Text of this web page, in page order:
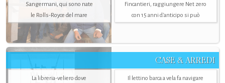
Sangermani, qui sono nate
le Rolls-Royce del mare
Fincantieri, raggiungere Net zero
con 15 anni d'anticipo si può
CASE & ARREDI
La libreria-veliero dove
Il lettino barca a vela fa navigare